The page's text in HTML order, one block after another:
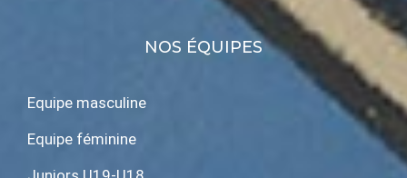
NOS ÉQUIPES
Equipe masculine
Equipe féminine